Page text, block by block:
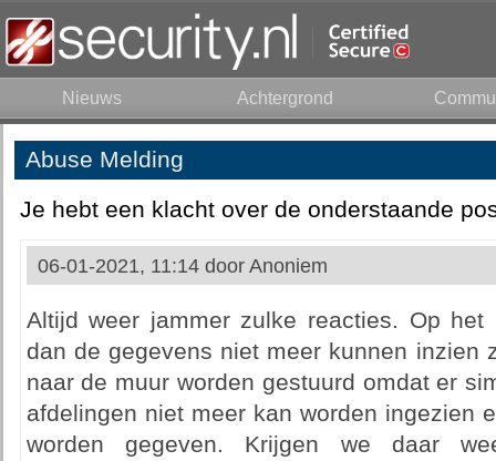
Nieuws Achtergrond
Abuse Melding
Je hebt een klacht over de onderstaande
06-01-2021, 11:14 door Anoniem
Altijd weer jammer zulke reacties. Op het
dan de gegevens niet meer kunnen inzien
naar de muur worden gestuurd omdat er
afdelingen niet meer kan worden ingezien
worden gegeven. Krijgen we daar